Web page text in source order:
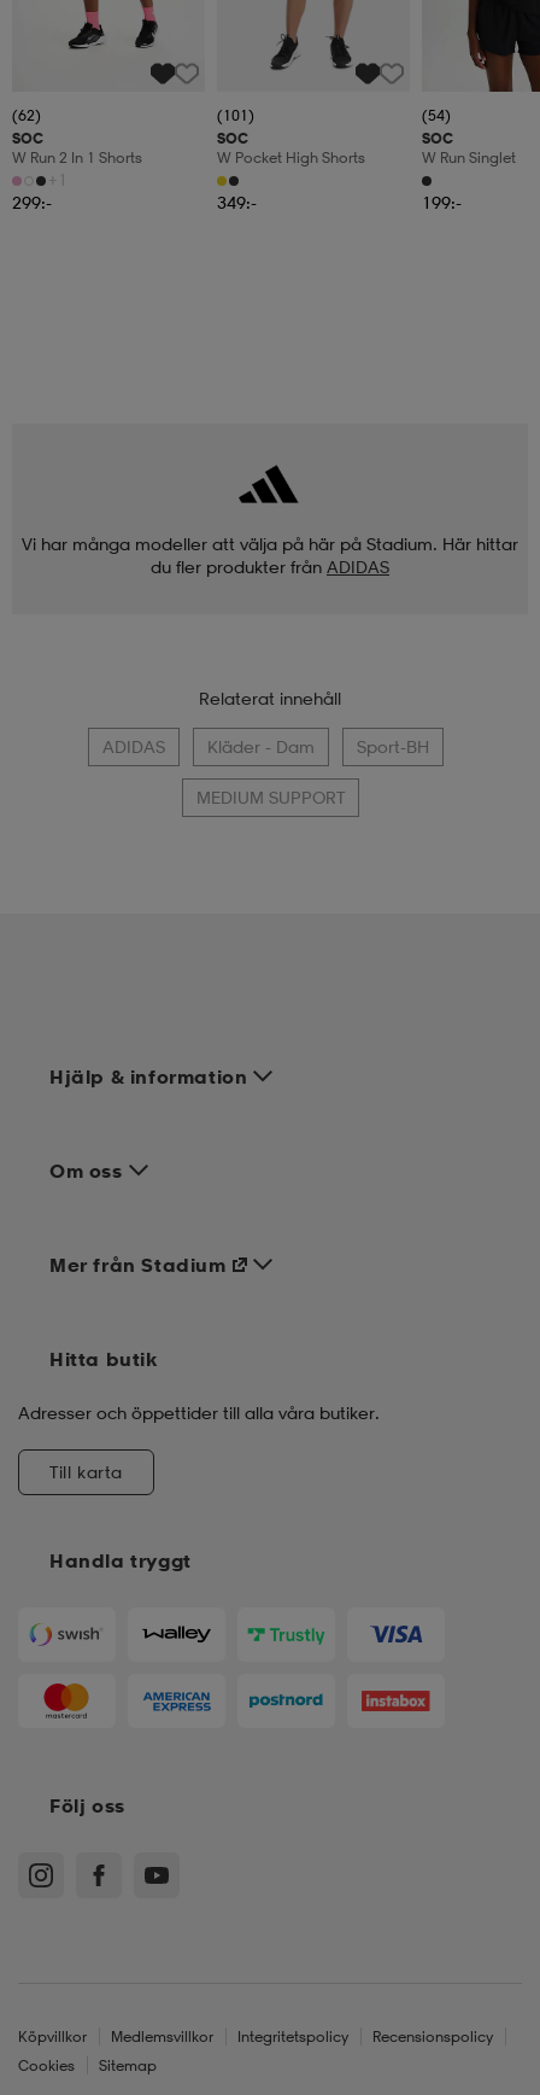
(62)
SOC
W Run 2 In 1 Shorts
+1
299:-
(101)
SOC
W Pocket High Shorts
349:-
(54)
SOC
W Run Singlet
199:-
Vi har många modeller att välja på här på Stadium. Här hittar
du fler produkter från ADIDAS
Relaterat innehåll
ADIDAS Kläder - Dam Sport-BH
MEDIUM SUPPORT
Hjälp & information
Om oss
Handla tryggt
Mer från Stadium
Hitta butik
Adresser och öppettider till alla våra butiker.
Till karta
Följ oss
Köpvillkor Medlemsvillkor Integritetspolicy
Recensionspolicy
Cookies
Sitemap